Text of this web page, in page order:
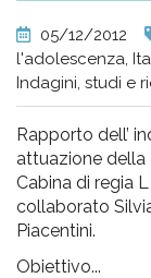
05/12/2012
l'adolescenza,
Indagini, studi e
Rapporto dell’
attuazione
Cabina di regia
collaborato
Piacentini.
Obiettivo...